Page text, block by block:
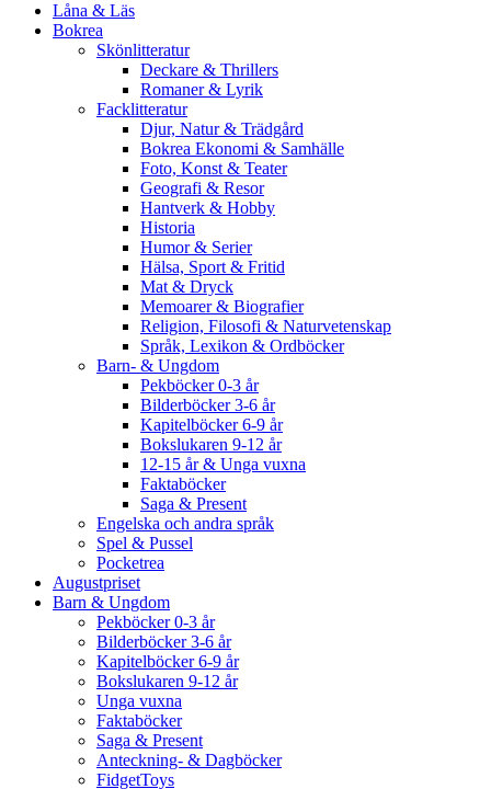
Låna & Läs
Bokrea
Skönlitteratur
Deckare & Thrillers
Romaner & Lyrik
Facklitteratur
Djur, Natur & Trädgård
Bokrea Ekonomi & Samhälle
Foto, Konst & Teater
Geografi & Resor
Hantverk & Hobby
Historia
Humor & Serier
Hälsa, Sport & Fritid
Mat & Dryck
Memoarer & Biografier
Religion, Filosofi & Naturvetenskap
Språk, Lexikon & Ordböcker
Barn- & Ungdom
Pekböcker 0-3 år
Bilderböcker 3-6 år
Kapitelböcker 6-9 år
Bokslukaren 9-12 år
12-15 år & Unga vuxna
Faktaböcker
Saga & Present
Engelska och andra språk
Spel & Pussel
Pocketrea
Augustpriset
Barn & Ungdom
Pekböcker 0-3 år
Bilderböcker 3-6 år
Kapitelböcker 6-9 år
Bokslukaren 9-12 år
Unga vuxna
Faktaböcker
Saga & Present
Anteckning- & Dagböcker
FidgetToys